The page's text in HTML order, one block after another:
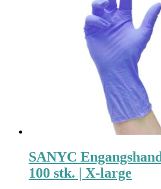
SANYC
100 stk. | X-large